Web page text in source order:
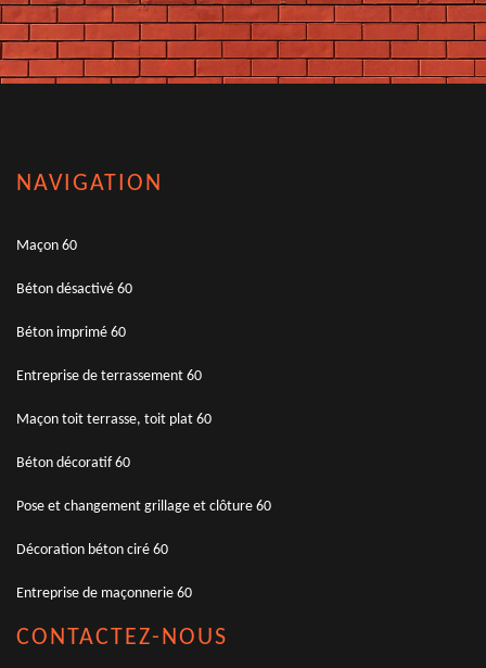
NAVIGATION
Maçon 60
Béton désactivé 60
Béton imprimé 60
Entreprise de terrassement 60
Maçon toit terrasse, toit plat 60
Béton décoratif 60
Pose et changement grillage et clôture 60
Décoration béton ciré 60
Entreprise de maçonnerie 60
CONTACTEZ-NOUS